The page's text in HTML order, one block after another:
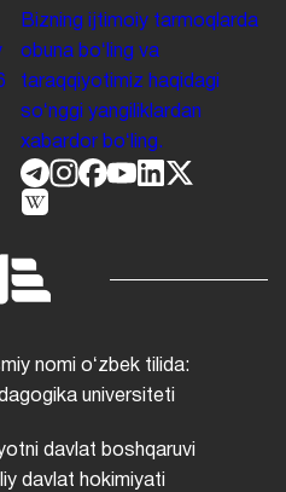
Bizning ijtimoiy tarmoqlarda
obuna boʻling va
taraqqiyotimiz haqidagi
soʻnggi yangiliklardan
xabardor boʻling.
nomi oʻzbek tilida:
universiteti
davlat boshqaruvi
davlat hokimiyati